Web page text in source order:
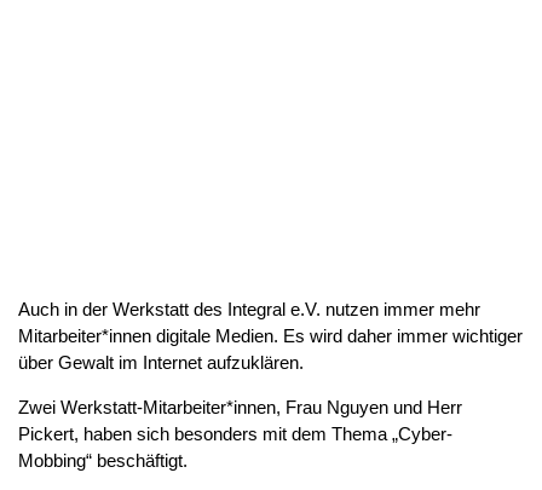
Auch in der Werkstatt des Integral e.V. nutzen immer mehr
Mitarbeiter*innen digitale Medien. Es wird daher immer wichtiger
über Gewalt im Internet aufzuklären.
Zwei Werkstatt-Mitarbeiter*innen, Frau Nguyen und Herr
Pickert, haben sich besonders mit dem Thema „Cyber-
Mobbing“ beschäftigt.